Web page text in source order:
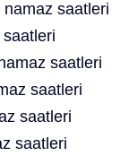
namaz saatleri
saatleri
saatleri
saatleri
saatleri